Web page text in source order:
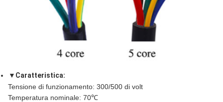
▼ Caratteristica:
Tensione di funzionamento: 300/500 di volt
Temperatura nominale: 70℃